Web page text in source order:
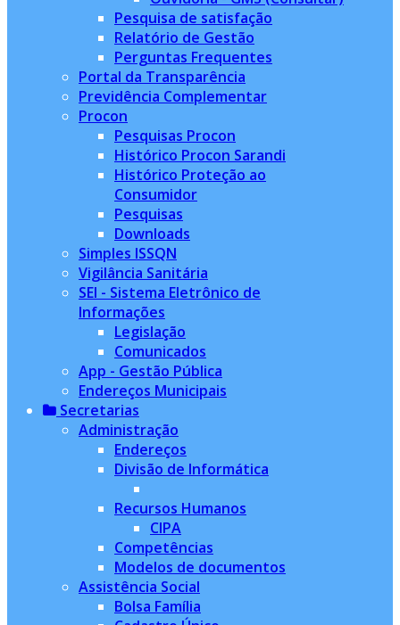
Pesquisa de satisfação
Relatório de Gestão
Perguntas Frequentes
Portal da Transparência
Previdência Complementar
Procon
Pesquisas Procon
Histórico Procon Sarandi
Histórico Proteção ao
Consumidor
Pesquisas
Downloads
Simples ISSQN
Vigilância Sanitária
SEI - Sistema Eletrônico de
Informações
Legislação
Comunicados
App - Gestão Pública
Endereços Municipais
Secretarias
Administração
Endereços
Divisão de Informática
Recursos Humanos
CIPA
Competências
Modelos de documentos
Assistência Social
Bolsa Família